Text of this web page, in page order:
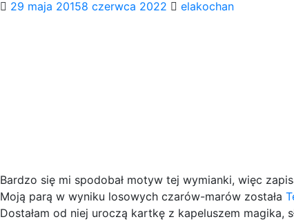
29 maja 20158 czerwca 2022 elakochan
Bardzo się mi spodobał motyw tej wymianki, więc
Moją parą w wyniku losowych czarów-marów została
Dostałam od niej uroczą kartkę z kapeluszem magika,